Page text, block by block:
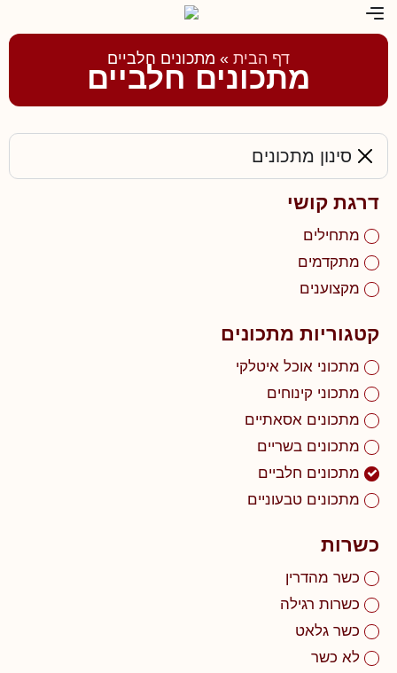
דף הבית » מתכונים חלביים
מתכונים חלביים
סינון מתכונים
דרגת קושי
מתחילים
מתקדמים
מקצוענים
קטגוריות מתכונים
מתכוני אוכל איטלקי
מתכוני קינוחים
מתכונים אסאתיים
מתכונים בשריים
מתכונים חלביים
מתכונים טבעוניים
כשרות
כשר מהדרין
כשרות רגילה
כשר גלאט
לא כשר